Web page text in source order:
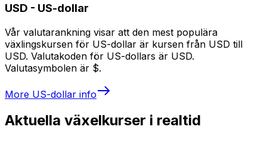
USD - US-dollar
Vår valutarankning visar att den mest populära
växlingskursen för US-dollar är kursen från USD till
USD. Valutakoden för US-dollars är USD.
Valutasymbolen är $.
More US-dollar info
Aktuella växelkurser i realtid